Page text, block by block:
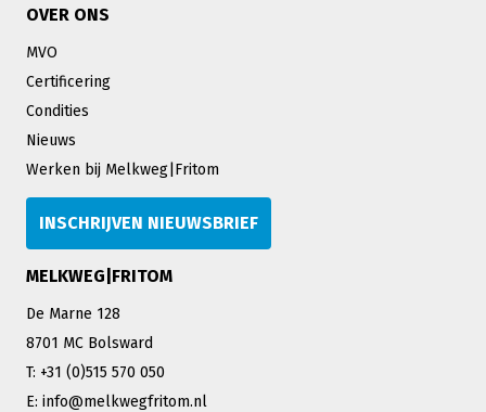
OVER ONS
MVO
Certificering
Condities
Nieuws
Werken bij Melkweg|Fritom
INSCHRIJVEN NIEUWSBRIEF
MELKWEG|FRITOM
De Marne 128
8701 MC Bolsward
T: +31 (0)515 570 050
E: info@melkwegfritom.nl